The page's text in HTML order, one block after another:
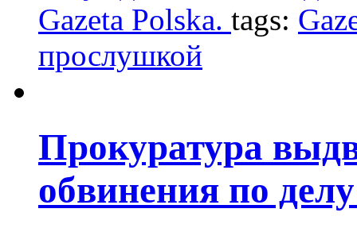
Gazeta Polska. tags:
прослушкой
Прокуратура
обвинения по